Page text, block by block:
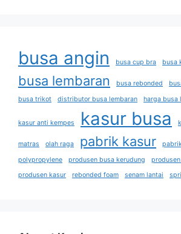
busa angin busa cup bra busa
busa lembaran busa rebonded
busa trikot
distributor busa lembaran harga busa
kasur anti kempes kasur busa
matras olah raga pabrik kasur
polypropylene
produsen busa kerudung
produsen kasur
rebonded foam senam lantai